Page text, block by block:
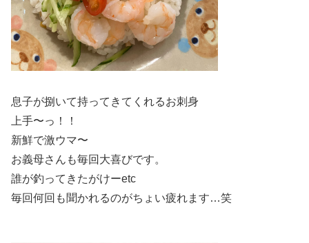
息子が捌いて持ってきてくれるお刺身
上手〜っ！！
新鮮で激ウマ〜
お義母さんも毎回大喜びです。
誰が釣ってきたがけーetc
毎回何回も聞かれるのがちょい疲れます…笑